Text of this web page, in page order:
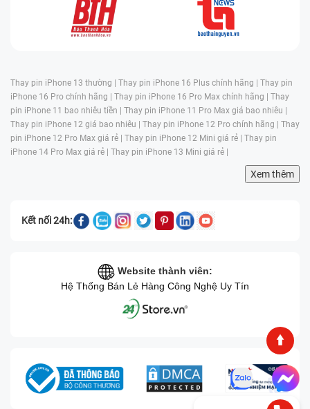
Thay pin iPhone 13 thường | Thay pin iPhone 16 Plus chính hãng | Thay pin
iPhone 16 Pro chính hãng | Thay pin iPhone 16 Pro Max chính hãng | Thay
pin iPhone 11 bao nhiêu tiền | Thay pin iPhone 11 Pro Max giá bao nhiêu |
Thay pin iPhone 12 giá bao nhiêu | Thay pin iPhone 12 Pro chính hãng | Thay
pin iPhone 12 Pro Max giá rẻ | Thay pin iPhone 12 Mini giá rẻ | Thay pin
iPhone 14 Pro Max giá rẻ | Thay pin iPhone 13 Mini giá rẻ |
Xem thêm
Kết nối 24h:
Website thành viên:
Hệ Thống Bán Lẻ Hàng Công Nghệ Uy Tín